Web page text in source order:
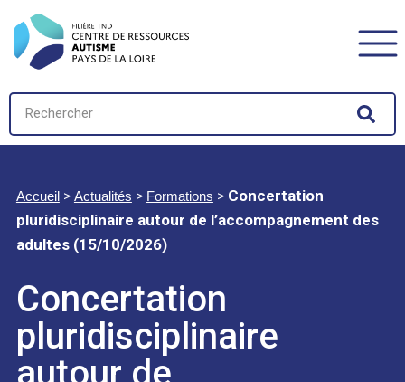
Accueil> Actualités> Formations> Concertation
pluridisciplinaire autour de l’accompagnement des
adultes (15/10/2026)
Concertation
pluridisciplinaire